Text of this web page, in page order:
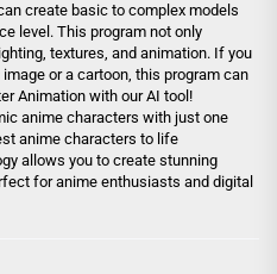
create basic to complex models
level. This program not only
textures, and animation. If you
or a cartoon, this program can
Animation with our AI tool!
anime characters with just one
anime characters to life
allows you to create stunning
for anime enthusiasts and digital